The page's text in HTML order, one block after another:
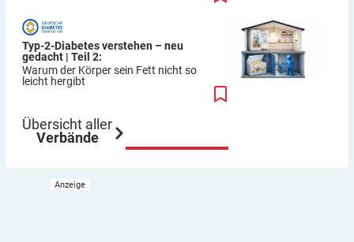
Typ-2-Diabetes verstehen – neu
gedacht | Teil 2:
Warum der Körper sein Fett nicht so
leicht hergibt
Übersicht aller
Verbände